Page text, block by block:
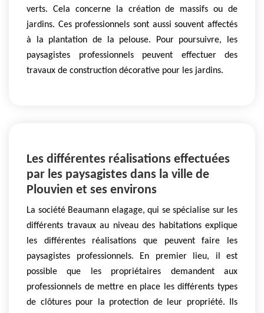
verts. Cela concerne la création de massifs ou de
jardins. Ces professionnels sont aussi souvent affectés
à la plantation de la pelouse. Pour poursuivre, les
paysagistes professionnels peuvent effectuer des
travaux de construction décorative pour les jardins.
Les différentes réalisations effectuées
par les paysagistes dans la ville de
Plouvien et ses environs
La société Beaumann elagage, qui se spécialise sur les
différents travaux au niveau des habitations explique
les différentes réalisations que peuvent faire les
paysagistes professionnels. En premier lieu, il est
possible que les propriétaires demandent aux
professionnels de mettre en place les différents types
de clôtures pour la protection de leur propriété. Ils